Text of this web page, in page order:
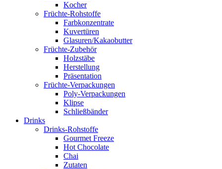
Kocher
Früchte-Rohstoffe
Farbkonzentrate
Kuvertüren
Glasuren/Kakaobutter
Früchte-Zubehör
Holzstäbe
Herstellung
Präsentation
Früchte-Verpackungen
Poly-Verpackungen
Klipse
Schließbänder
Drinks
Drinks-Rohstoffe
Gourmet Freeze
Hot Chocolate
Chai
Zutaten